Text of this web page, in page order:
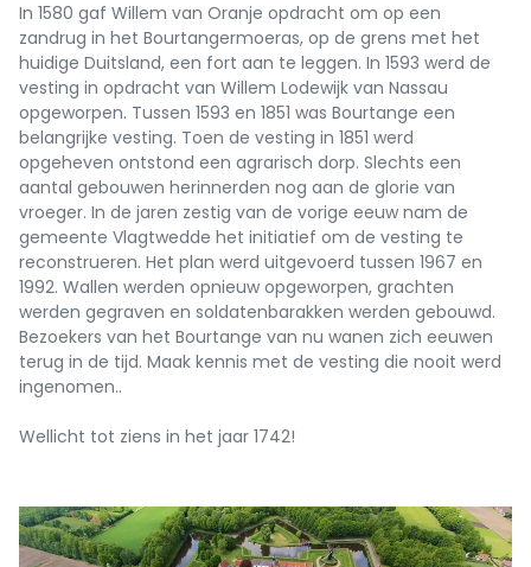
In 1580 gaf Willem van Oranje opdracht om op een
zandrug in het Bourtangermoeras, op de grens met het
huidige Duitsland, een fort aan te leggen. In 1593 werd de
vesting in opdracht van Willem Lodewijk van Nassau
opgeworpen. Tussen 1593 en 1851 was Bourtange een
belangrijke vesting. Toen de vesting in 1851 werd
opgeheven ontstond een agrarisch dorp. Slechts een
aantal gebouwen herinnerden nog aan de glorie van
vroeger. In de jaren zestig van de vorige eeuw nam de
gemeente Vlagtwedde het initiatief om de vesting te
reconstrueren. Het plan werd uitgevoerd tussen 1967 en
1992. Wallen werden opnieuw opgeworpen, grachten
werden gegraven en soldatenbarakken werden gebouwd.
Bezoekers van het Bourtange van nu wanen zich eeuwen
terug in de tijd. Maak kennis met de vesting die nooit werd
ingenomen..
Wellicht tot ziens in het jaar 1742!